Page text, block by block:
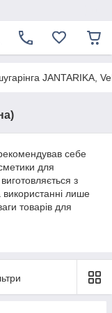
JANTARIKA,
себе
для
з
використанні лише
товарів для